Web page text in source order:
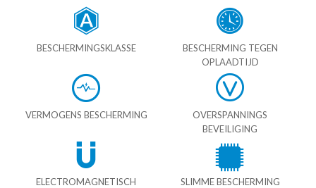
BESCHERMINGSKLASSE
BESCHERMING TEGEN
OPLAADTIJD
VERMOGENS BESCHERMING
OVERSPANNINGS
BEVEILIGING
ELECTROMAGNETISCH SLIMME BESCHERMING